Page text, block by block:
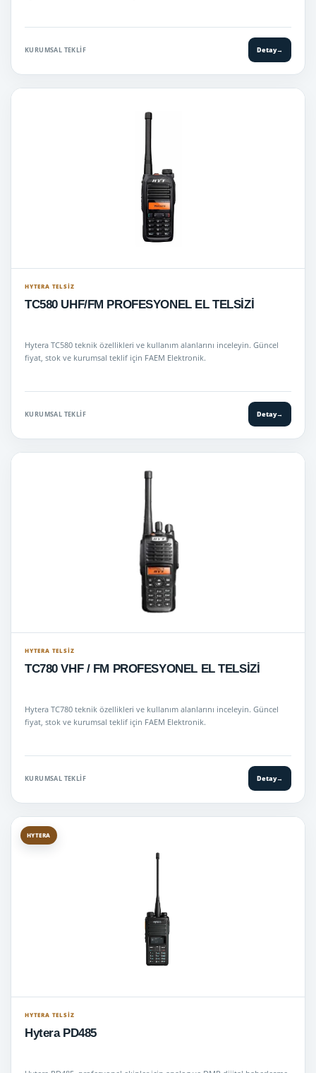
KURUMSAL TEKLIF Detay→
HYTERA TELSIZ
TC580 UHF/FM PROFESYONEL EL TELSİZİ
Hytera TC580 teknik özellikleri ve kullanım alanlarını inceleyin. Güncel
fiyat, stok ve kurumsal teklif için FAEM Elektronik.
KURUMSAL TEKLIF Detay→
HYTERA TELSIZ
TC780 VHF / FM PROFESYONEL EL TELSİZİ
Hytera TC780 teknik özellikleri ve kullanım alanlarını inceleyin. Güncel
fiyat, stok ve kurumsal teklif için FAEM Elektronik.
KURUMSAL TEKLIF Detay→
HYTERA
HYTERA TELSIZ
Hytera PD485